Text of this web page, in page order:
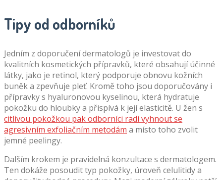
Tipy od odborníků
Jedním z doporučení dermatologů je investovat do
kvalitních kosmetických přípravků, které obsahují účinné
látky, jako je retinol, který podporuje obnovu kožních
buněk a zpevňuje pleť. Kromě toho jsou doporučovány i
přípravky s hyaluronovou kyselinou, která hydratuje
pokožku do hloubky a přispívá k její elasticitě. U žen s
citlivou pokožkou pak odborníci radí vyhnout se
agresivním exfoliačním metodám a místo toho zvolit
jemné peelingy.
Dalším krokem je pravidelná konzultace s dermatologem.
Ten dokáže posoudit typ pokožky, úroveň celulitidy a